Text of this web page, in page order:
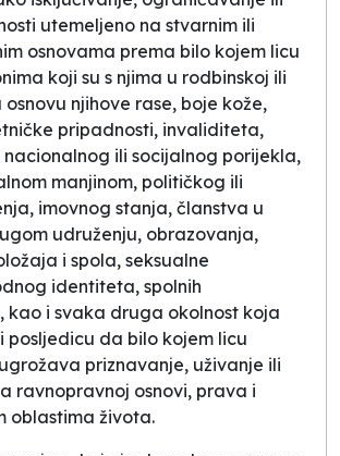
utemeljeno na stvarnim ili
osnovama prema bilo kojem licu
koji su s njima u rodbinskoj ili
njihove rase, boje kože,
pripadnosti, invaliditeta,
nacionalnog ili socijalnog porijekla,
manjinom, političkog ili
imovnog stanja, članstva u
udruženju, obrazovanja,
i spola, seksualne
identiteta, spolnih
kao i svaka druga okolnost koja
posljedicu da bilo kojem licu
priznavanje, uživanje ili
ravnopravnoj osnovi, prava i
oblastima života.